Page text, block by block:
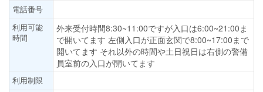
電話番号
利用可能
時間
外来受付時間8:30~11:00ですが入口は6:00~21:00ま
で開いてます 左側入口が正面玄関で8:00~17:00まで
開いてます それ以外の時間や土日祝日は右側の警備
員室前の入口が開いてます
利用制限